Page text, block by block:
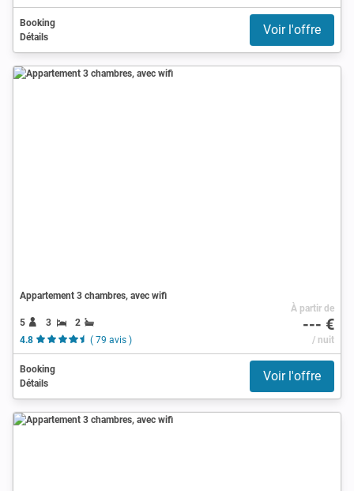
Booking
Détails
Voir l'offre
Appartement 3 chambres, avec wifi
5 3
2
4.8
( 79 avis )
À partir de
--- €
/ nuit
Booking
Détails
Voir l'offre